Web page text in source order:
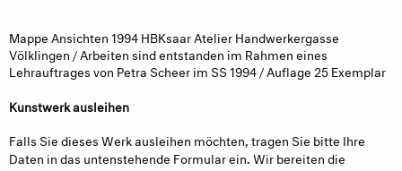
Mappe Ansichten 1994 HBKsaar Atelier Handwerkergasse
Völklingen / Arbeiten sind entstanden im Rahmen eines
Lehrauftrages von Petra Scheer im SS 1994 / Auflage 25 Exemplar
Kunstwerk ausleihen
Falls Sie dieses Werk ausleihen möchten, tragen Sie bitte Ihre
Daten in das untenstehende Formular ein. Wir bereiten die